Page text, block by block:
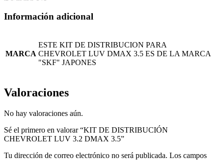
Información adicional
MARCA
ESTE KIT DE DISTRIBUCION PARA
CHEVROLET LUV DMAX 3.5 ES DE LA MARCA
"SKF" JAPONES
Valoraciones
No hay valoraciones aún.
Sé el primero en valorar “KIT DE DISTRIBUCIÓN
CHEVROLET LUV 3.2 DMAX 3.5”
Tu dirección de correo electrónico no será publicada. Los campos